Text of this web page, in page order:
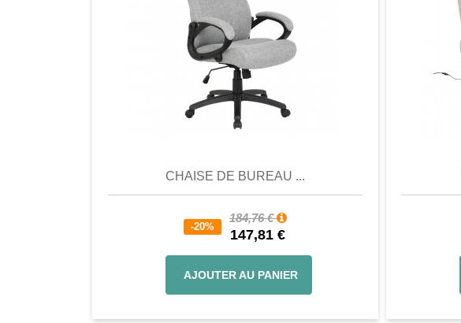
CHAISE DE BUREAU ...
-20%
184,76 €
147,81 €
AJOUTER AU PANIER
Favori